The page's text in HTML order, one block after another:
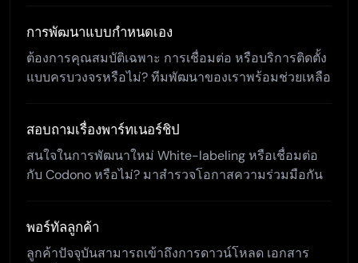
การพัฒนาแบบกำหนดเอง
ต้องการคุณสมบัติเฉพาะ การเชื่อมต่อ หรือบริการติดตั้ง
แบบครบวงจรหรือไม่? ทีมพัฒนาของเราพร้อมช่วยเหลือ
สอบถามเรื่องพาร์ทเนอร์ชิป
สนใจในการพัฒนาใหม่ White-labeling หรือเชื่อมต่อ
กับ Codono หรือไม่? มาสำรวจโอกาสความร่วมมือกัน
พอร์ทัลลูกค้า
ลูกค้าปัจจุบันสามารถเข้าถึงการดาวน์โหลด เอกสาร